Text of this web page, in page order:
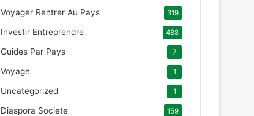
Voyager Rentrer Au Pays 319
Investir Entreprendre 488
Guides Par Pays 7
Voyage 1
Uncategorized 1
Diaspora Societe 159